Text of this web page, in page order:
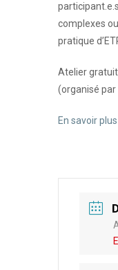
complexes
pratique
Atelier
(organisé par
En savoir plus